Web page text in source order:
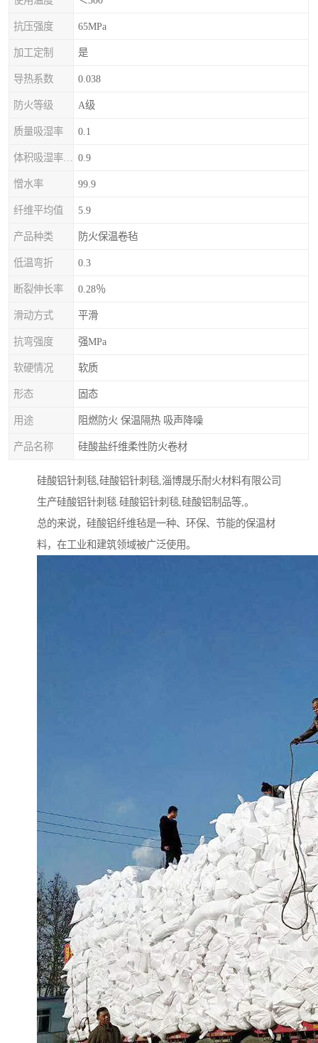
抗压强度 65MPa
加工定制 是
导热系数 0.038
防火等级 A级
质量吸湿率 0.1
0.9
憎水率 99.9
纤维平均值 5.9
产品种类 防火保温卷毡
低温弯折 0.3
断裂伸长率 0.28％
滑动方式 平滑
抗弯强度 强MPa
软硬情况 软质
形态 固态
用途 阻燃防火 保温隔热 吸声降噪
产品名称 硅酸盐纤维柔性防火卷材
硅酸铝针刺毯,硅酸铝针刺毯,淄博晟乐耐火材料有限公司
生产硅酸铝针刺毯.硅酸铝针刺毯,硅酸铝制品等,。
总的来说，硅酸铝纤维毡是一种、环保、节能的保温材
料，在工业和建筑领域被广泛使用。